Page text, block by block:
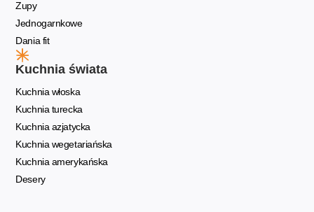
Zupy
Jednogarnkowe
Dania fit
Kuchnia świata
Kuchnia włoska
Kuchnia turecka
Kuchnia azjatycka
Kuchnia wegetariańska
Kuchnia amerykańska
Desery